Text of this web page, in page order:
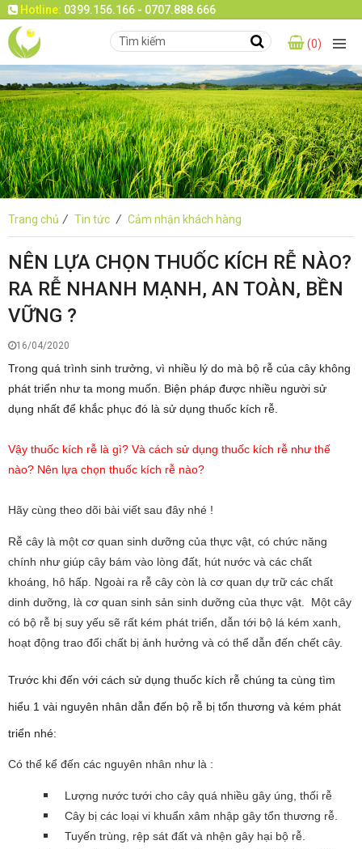
Hotline: 0399.156.166 - 0707.888.666
(0)
Trang chủ / Tin tức / Cảm nhận khách hàng
NÊN LỰA CHỌN THUỐC KÍCH RỄ NÀO?
RA RỄ NHANH MẠNH, AN TOÀN, BỀN
VỮNG ?
16/04/2020
Trong quá trình sinh trưởng, vì nhiều lý do mà bộ rễ của cây không
phát triển như ta mong muốn. Biện pháp được nhiều người sử
dụng nhất để khắc phục đó là sử dụng thuốc kích rễ.
Vậy thuốc kích rễ là gì? Và cách sử dụng thuốc kích rễ như thế
nào? Nên lựa chọn thuốc kích rễ nào?
Hãy cùng theo dõi bài viết sau đây nhé !
Rễ cây là một cơ quan sinh dưỡng của thực vật, có chức năng
chính như giúp cây bám vào lòng đất, hút nước và các chất
khoáng, hô hấp. Ngoài ra rễ cây còn là cơ quan dự trữ các chất
dinh dưỡng, là cơ quan sinh sản sinh dưỡng của thực vật. Một cây
có bộ rễ bị suy yếu sẽ rất kém phát triển, dẫn tới bộ lá kém xanh,
hoạt động trao đổi chất bị ảnh hưởng và có thể dẫn đến chết cây.
Trước khi đến với cách sử dụng thuốc kích rễ chúng ta cùng tìm
hiểu 1 vài nguyên nhân dẫn đến bộ rễ bị tổn thương và kém phát
triển nhé:
Có thể kể đến các nguyên nhân như là :
Lượng nước tưới cho cây quá nhiều gây úng, thối rễ
Cây bị các loại vi khuẩn xâm nhập gây tổn thương rễ.
Tuyến trùng, rệp sát đất và nhện gây hại bộ rễ.